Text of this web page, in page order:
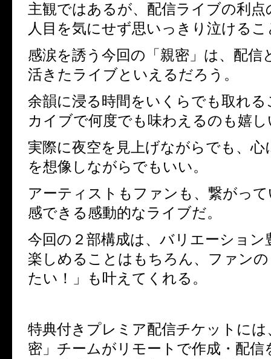
主観ではあるが、配信ライブの利
人目を気にせず思いっきり泣ける
感涙を誘う今回の「親密」は、配信
活きたライブといえるだろう。
余韻に浸る時間をいくらでも取れ
カイブで何度でも味わえるのも嬉し
実際に夜空を見上げながらでも、心
を想像しながらでもいい。
アーティストもファンも、繋がっ
感できる感動的なライブだ。
今回の２部構成は、バリエーション
楽しめることはもちろん、ファン
たい！」も叶えてくれる。
特典付きプレミア配信チケットには
密」チームがリモートで作成・配信